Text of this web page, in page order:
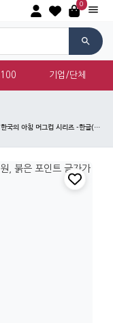
0
100 기업/단체
한국의 아침 머그컵 시리즈 -한글(히읗)